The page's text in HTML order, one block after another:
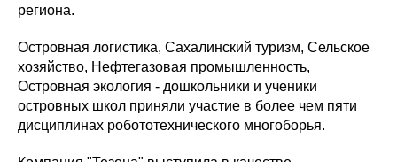
региона.
Островная логистика, Сахалинский туризм, Сельское
хозяйство, Нефтегазовая промышленность,
Островная экология - дошкольники и ученики
островных школ приняли участие в более чем пяти
дисциплинах робототехнического многоборья.